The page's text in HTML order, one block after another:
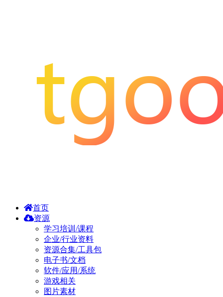
首页
资源
学习培训/课程
企业/行业资料
资源合集/工具包
电子书/文档
软件/应用/系统
游戏相关
图片素材